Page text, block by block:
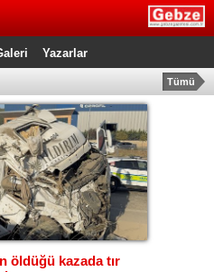
Yazarlar
Tümü
öldüğü kazada tır